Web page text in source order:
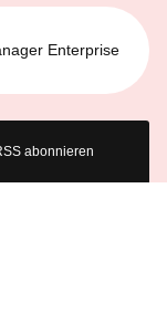
Enterprise
abonnieren